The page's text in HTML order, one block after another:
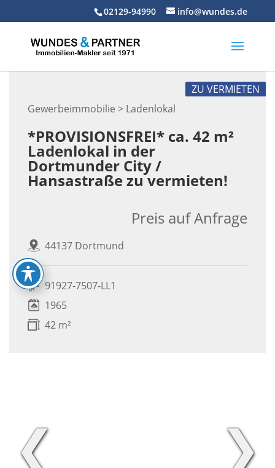
02129-94990 info@wundes.de
Gewerbeimmobilie > Ladenlokal
ZU VERMIETEN
*PROVISIONSFREI* ca. 42 m²
Ladenlokal in der
Dortmunder City /
Hansastraße zu vermieten!
44137 Dortmund
Preis auf Anfrage
91927-7507-LL1
1965
42 m²
❮ ❯